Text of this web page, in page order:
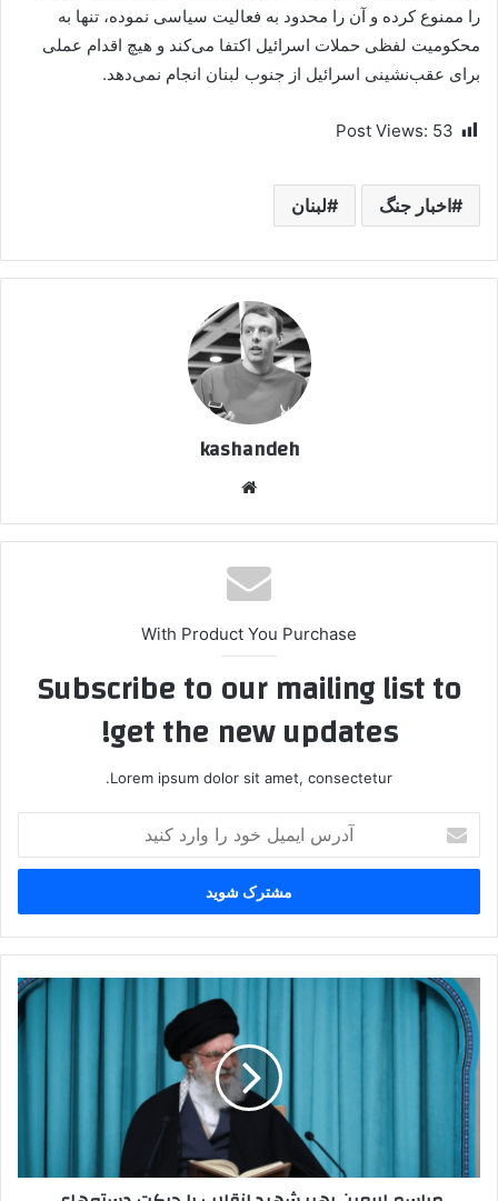
را ممنوع کرده و آن را محدود به فعالیت سیاسی نموده، تنها به
محکومیت لفظی حملات اسرائیل اکتفا می‌کند و هیچ اقدام عملی
برای عقب‌نشینی اسرائیل از جنوب لبنان انجام نمی‌دهد.
Post Views: 53
اخبار جنگ لبنان
kashandeh
With Product You Purchase
Subscribe to our mailing list to
get the new updates!
Lorem ipsum dolor sit amet, consectetur.
ایمیل
خود
وارد
کنید
مراسم
اربعین
رهبر
شهید
انقلاب
حرکت
دسته‌های
عزاداری